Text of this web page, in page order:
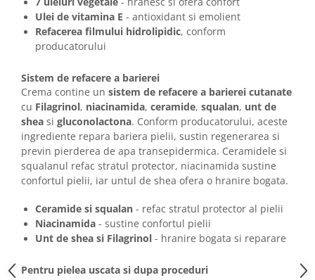
Ulei de vitamina E - antioxidant si emolient
Refacerea filmului hidrolipidic, conform
producatorului
Sistem de refacere a barierei
Crema contine un sistem de refacere a barierei cutanate
cu Filagrinol, niacinamida, ceramide, squalan, unt de
shea si gluconolactona. Conform producatorului, aceste
ingrediente repara bariera pielii, sustin regenerarea si
previn pierderea de apa transepidermica. Ceramidele si
squalanul refac stratul protector, niacinamida sustine
confortul pielii, iar untul de shea ofera o hranire bogata.
Ceramide si squalan - refac stratul protector al pielii
Niacinamida - sustine confortul pielii
Unt de shea si Filagrinol - hranire bogata si reparare
Pentru pielea uscata si dupa proceduri